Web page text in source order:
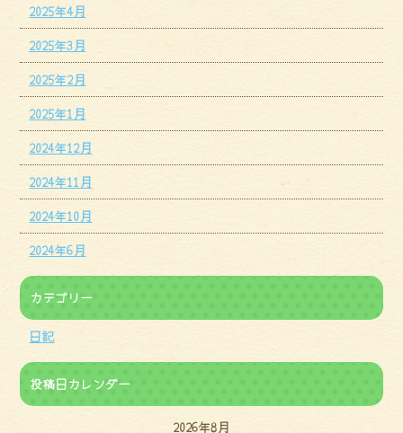
2025年4月
2025年3月
2025年2月
2025年1月
2024年12月
2024年11月
2024年10月
2024年6月
カテゴリー
日記
投稿日カレンダー
2026年8月